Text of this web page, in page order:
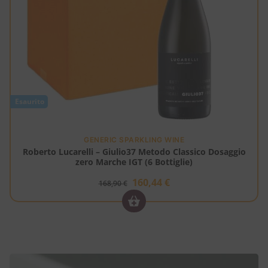
Esaurito
GENERIC SPARKLING WINE
Roberto Lucarelli – Giulio37 Metodo Classico Dosaggio
zero Marche IGT (6 Bottiglie)
168,90€ 160,44 €